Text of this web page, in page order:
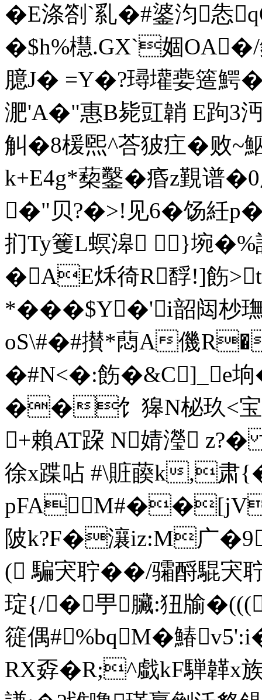
�E涤劄`乿�#錃汮怣
�$h%櫘.GX`婟OA�/釵
臆J� =Y�?璕壦嬊簉鰐
淝'A�"惠B毙豇韒 E跔
觓�8楥煕^荅狓疘�败
k+E4g*蔾鑿 � 痻z覲谱
�"贝?�>!见6�饧紝
扪Ty籆L螟滜 }埦
�AE秌徛R馟!]飭>
*���$Y�'i韶闼杪
oS\#�#攅*蕄A僟
�#N<�:飭�&C]_e垧
��饣獆N柲玖<宝
+賴AT跥 N婧瀅
徐x蹀呫 #\賍藈k,肃
pFAM#��[jV
陂k?F�瀼iz:M广
( 騙宊聍��/骦酹騉
琔{/�甼臟:狃牏
簁偶#%bqM�鰆
RX孬�R;^戱kF騨韚x族